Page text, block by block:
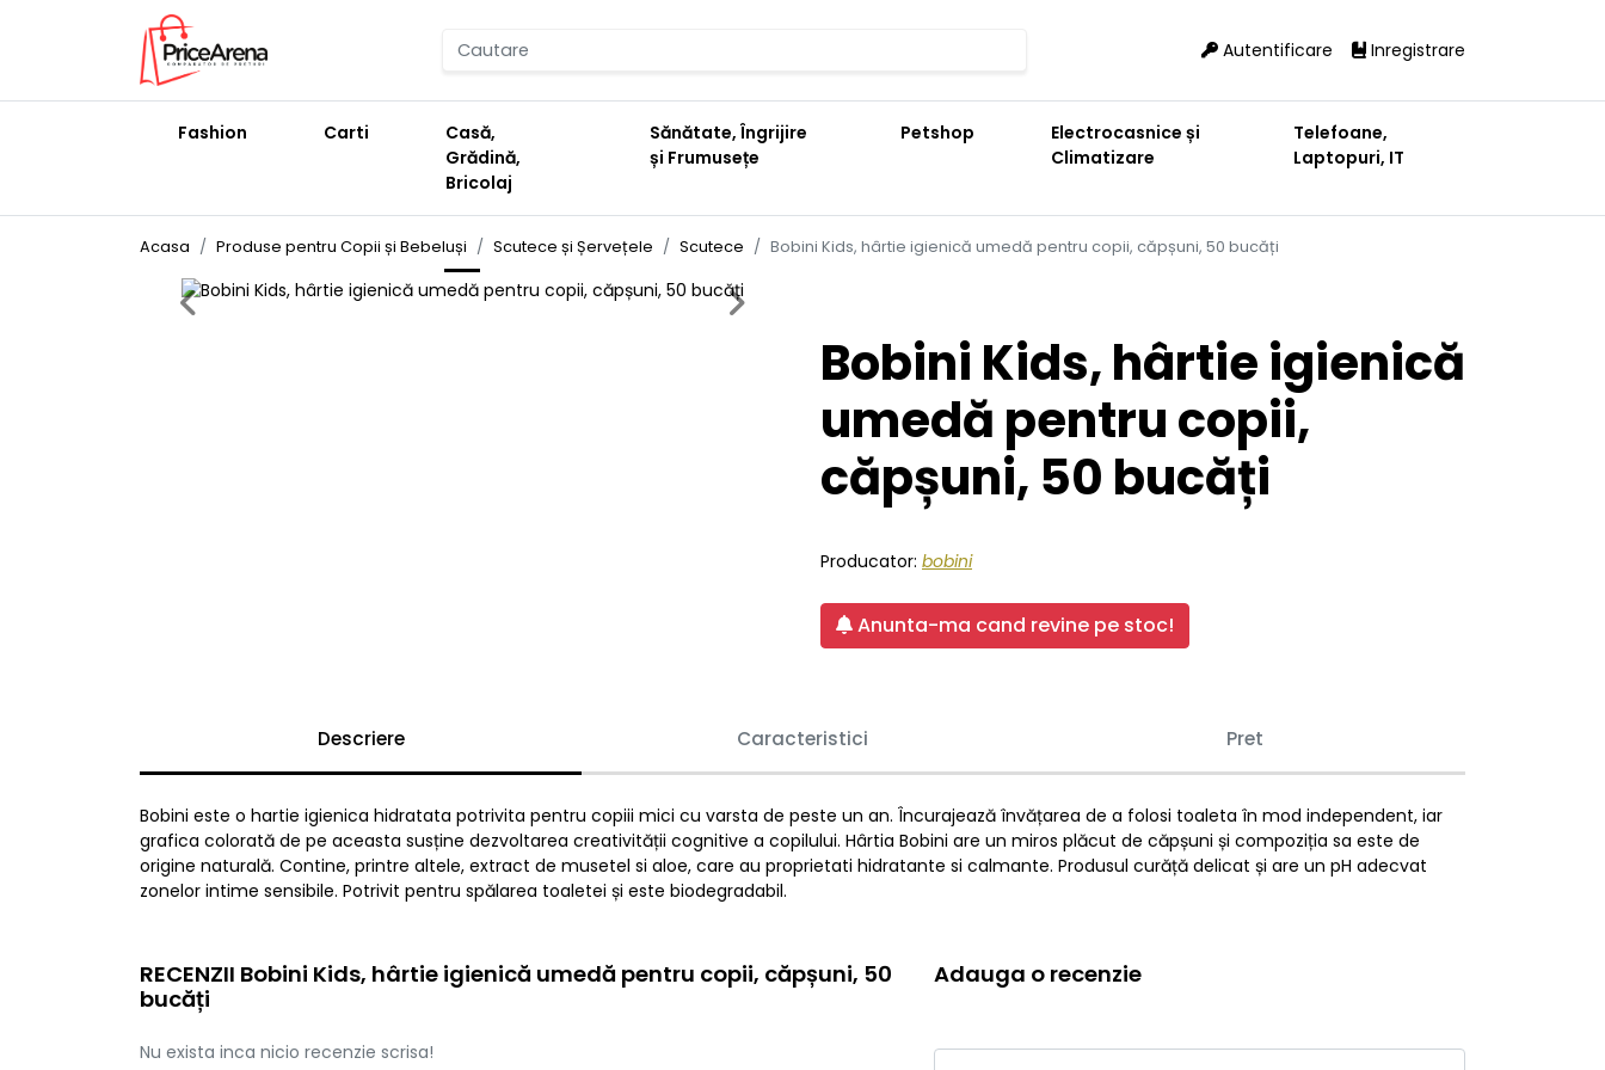
Autentificare Inregistrare
Fashion Carti
Casă,
Grădină,
Bricolaj
Sănătate, Îngrijire
și Frumusețe
Petshop
Electrocasnice și
Climatizare
Telefoane,
Laptopuri, IT
Acasa Produse pentru Copii și Bebeluși Scutece și Șervețele Scutece Bobini Kids, hârtie igienică umedă pentru copii, căpșuni, 50 bucăți
Previous Next
Bobini Kids, hârtie igienică
umedă pentru copii,
căpșuni, 50 bucăți
Producator: bobini
Anunta-ma cand revine pe stoc!
Descriere Caracteristici Pret
Bobini este o hartie igienica hidratata potrivita pentru copiii mici cu varsta de peste un an. Încurajează învățarea de a folosi toaleta în mod independent, iar
grafica colorată de pe aceasta susține dezvoltarea creativității cognitive a copilului. Hârtia Bobini are un miros plăcut de căpșuni și compoziția sa este de
origine naturală. Contine, printre altele, extract de musetel si aloe, care au proprietati hidratante si calmante. Produsul curăță delicat și are un pH adecvat
zonelor intime sensibile. Potrivit pentru spălarea toaletei și este biodegradabil.
RECENZII Bobini Kids, hârtie igienică umedă pentru copii, căpșuni, 50
bucăți
Nu exista inca nicio recenzie scrisa!
Adauga o recenzie